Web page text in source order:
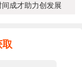
间成才助力创发展